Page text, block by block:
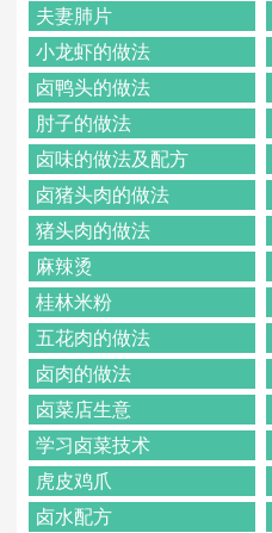
夫妻肺片
小龙虾的做法
卤鸭头的做法
肘子的做法
卤味的做法及配方
卤猪头肉的做法
猪头肉的做法
麻辣烫
桂林米粉
五花肉的做法
卤肉的做法
卤菜店生意
学习卤菜技术
虎皮鸡爪
卤水配方